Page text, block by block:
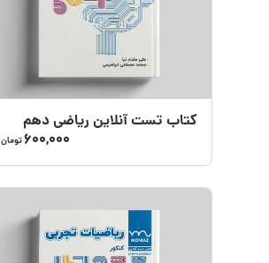
کتاب تست آنلاین ریاضی دهم
600,000تومان